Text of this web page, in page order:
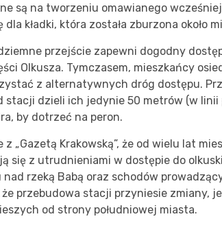
są na tworzeniu omawianego
kładki, która została zburzona około
przejście zapewni dogodny
Olkusza. Tymczasem, mieszkańcy
z alternatywnych dróg dostępu.
stacji dzieli ich jedynie 50 metrów (w linii
by dotrzeć na peron.
„Gazetą Krakowską”, że od wielu lat
się z utrudnieniami w dostępie do
rzeką Babą oraz schodów
przebudowa stacji przyniesie zmiany,
od strony południowej miasta.